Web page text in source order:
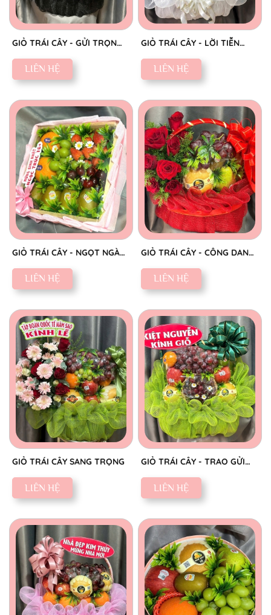
GIỎ TRÁI CÂY - GỬI TRỌN
THÀNH KÍNH
LIÊN HỆ
GIỎ TRÁI CÂY - LỜI TIỄN
BIỆT SAU
LIÊN HỆ
GIỎ TRÁI CÂY - NGỌT NGÀO
LIÊN HỆ
GIỎ TRÁI CÂY - CÔNG DANH
LIÊN HỆ
GIỎ TRÁI CÂY SANG TRỌNG
LIÊN HỆ
GIỎ TRÁI CÂY - TRAO GỬI
CHÂN THÀNH
LIÊN HỆ